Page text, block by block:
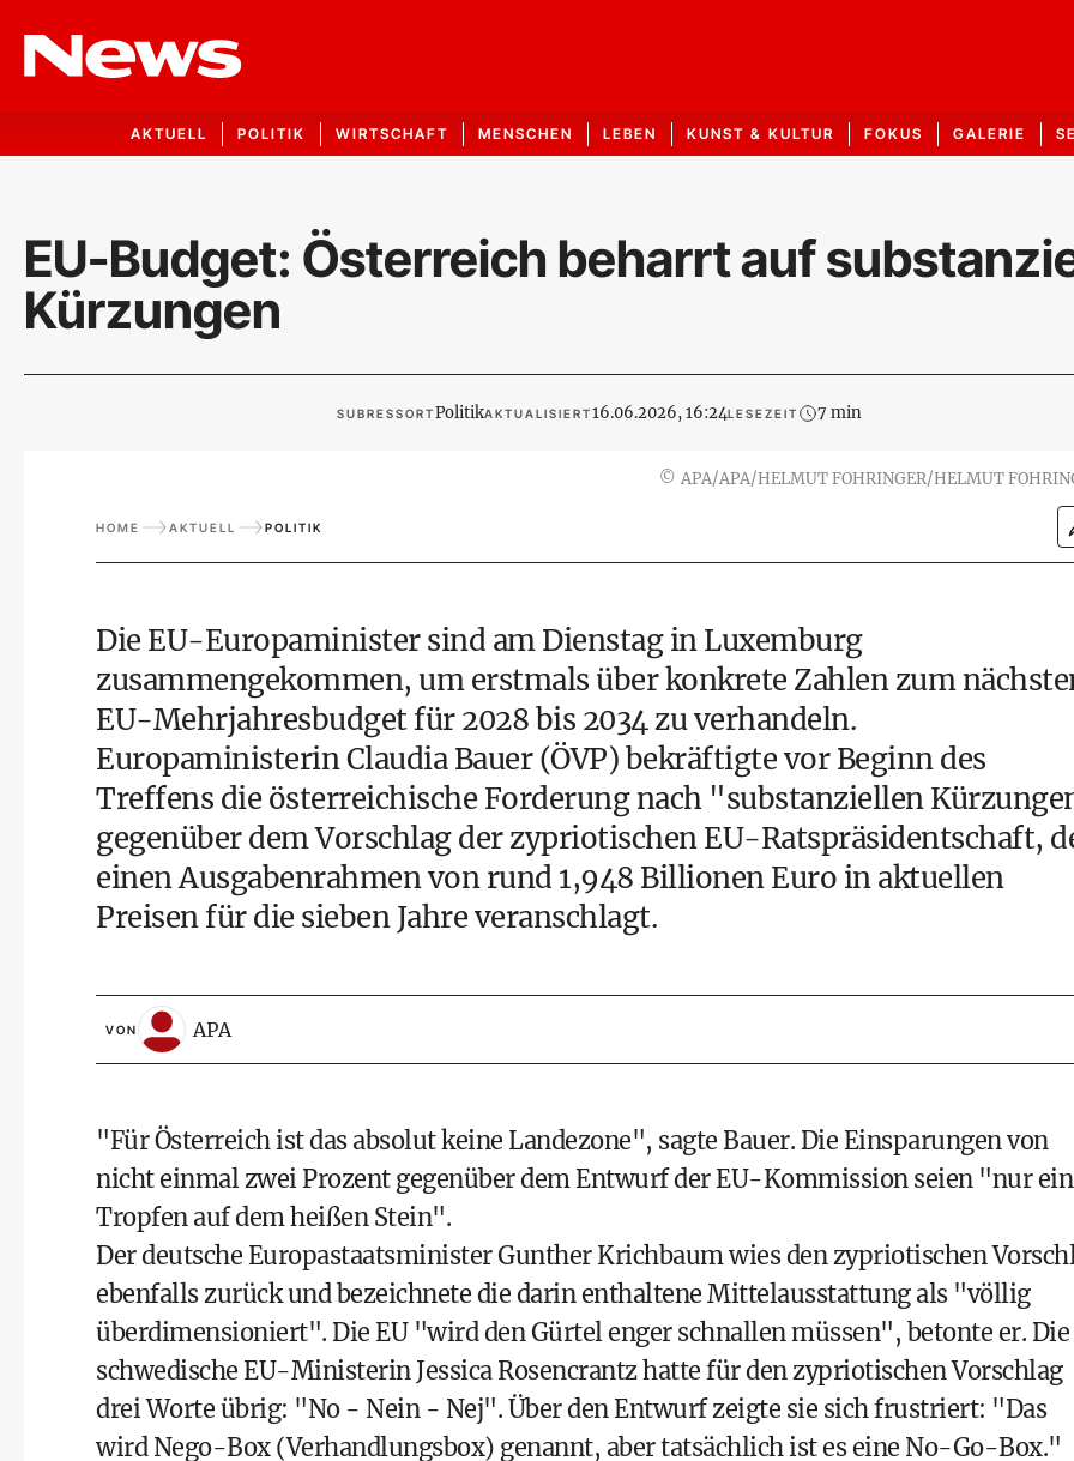
AKTUELL POLITIK WIRTSCHAFT MENSCHEN LEBEN KUNST & KULTUR FOKUS GALERIE
EU-Budget: Österreich beharrt auf
Kürzungen
SUBRESSORTPolitikAKTUALISIERT16.06.2026, 16:24LESEZEIT 7 min
© APA/APA/HELMUT FOHRINGER/HELMUT
HOME AKTUELL POLITIK
Die EU-Europaminister sind am Dienstag in Luxemburg
zusammengekommen, um erstmals über konkrete Zahlen zum
EU-Mehrjahresbudget für 2028 bis 2034 zu verhandeln.
Europaministerin Claudia Bauer (ÖVP) bekräftigte vor Beginn des
Treffens die österreichische Forderung nach "substanziellen
gegenüber dem Vorschlag der zypriotischen EU-Ratspräsidentschaft,
einen Ausgabenrahmen von rund 1,948 Billionen Euro in aktuellen
Preisen für die sieben Jahre veranschlagt.
VON APA
"Für Österreich ist das absolut keine Landezone", sagte Bauer. Die Einsparungen von
nicht einmal zwei Prozent gegenüber dem Entwurf der EU-Kommission seien "nur ein
Tropfen auf dem heißen Stein".
Der deutsche Europastaatsminister Gunther Krichbaum wies den zypriotischen
ebenfalls zurück und bezeichnete die darin enthaltene Mittelausstattung als "völlig
überdimensioniert". Die EU "wird den Gürtel enger schnallen müssen", betonte er. Die
schwedische EU-Ministerin Jessica Rosencrantz hatte für den zypriotischen Vorschlag
drei Worte übrig: "No - Nein - Nej". Über den Entwurf zeigte sie sich frustriert: "Das
wird Nego-Box (Verhandlungsbox) genannt, aber tatsächlich ist es eine No-Go-Box."